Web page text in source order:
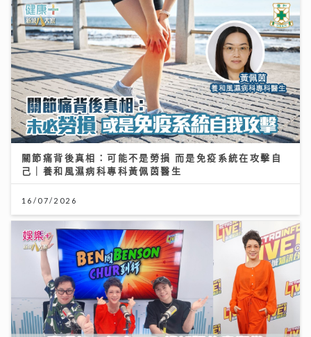
關節痛背後真相：可能不是勞損 而是免疫系統在攻擊自
己｜養和風濕病科專科黃佩茵醫生
16/07/2026